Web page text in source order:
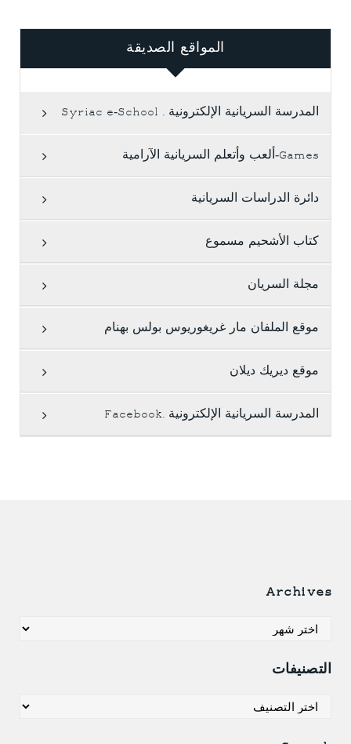
المواقع الصديقة
المدرسة السريانية الإلكترونية . Syriac e-School
Games-ألعب وأتعلم السريانية الآرامية
دائرة الدراسات السريانية
كتاب الأشحيم مسموع
مجلة السريان
موقع الملفان مار غريغوريوس بولس بهنام
موقع ديريك ديلان
المدرسة السريانية الإلكترونية .Facebook
Archives
Archives
التصنيفات
التصنيفات